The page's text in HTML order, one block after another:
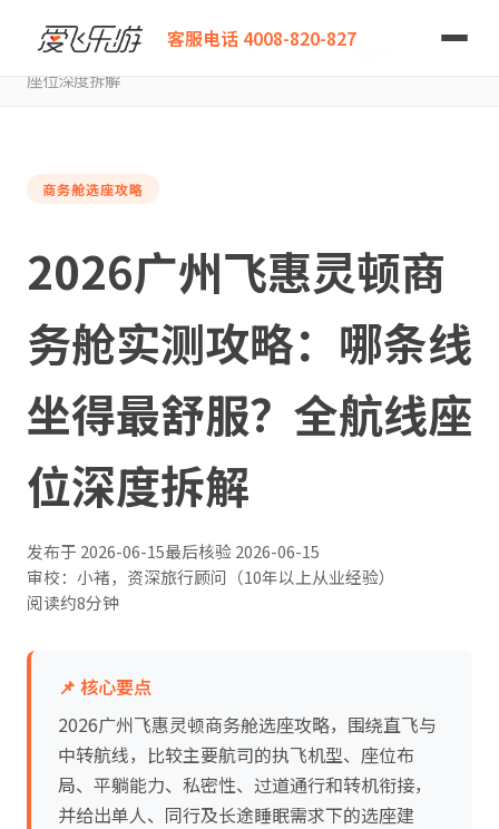
客服电话 4008-820-827
爱飞乐游
2026广州飞惠灵顿商务舱实测攻略：哪条线坐得最舒服？全航线
座位深度拆解
商务舱选座攻略
2026广州飞惠灵顿商
务舱实测攻略：哪条线
坐得最舒服？全航线座
位深度拆解
发布于 2026-06-15最后核验2026-06-15
审校：小褚，资深旅行顾问（10年以上从业经验）
阅读约8分钟
📌 核心要点
2026广州飞惠灵顿商务舱选座攻略，围绕直飞与
中转航线，比较主要航司的执飞机型、座位布
局、平躺能力、私密性、过道通行和转机衔接，
并给出单人、同行及长途睡眠需求下的选座建